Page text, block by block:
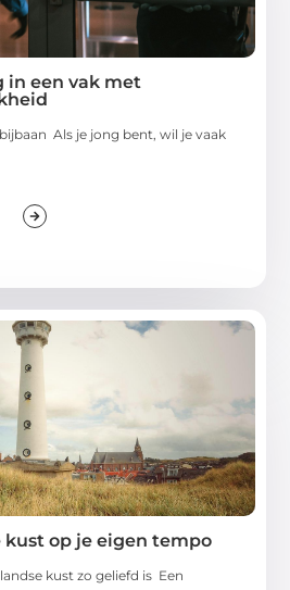
in een vak met
Als je jong bent, wil je vaak
kust op je eigen tempo
kust zo geliefd is Een